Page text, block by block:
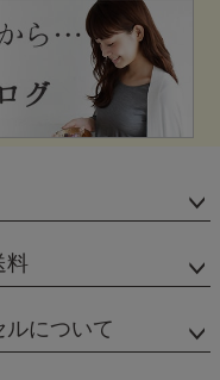
料
について